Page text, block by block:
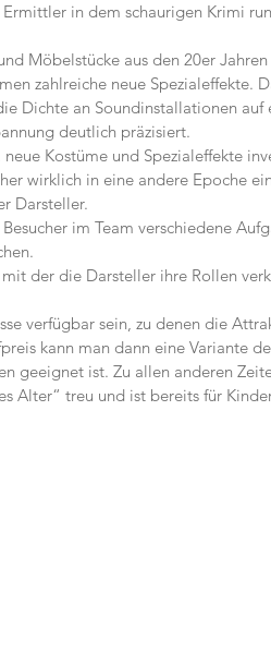
in dem schaurigen Krimi
Möbelstücke aus den 20er Jahren
zahlreiche neue Spezialeffekte.
Dichte an Soundinstallationen auf
deutlich präzisiert.
Kostüme und Spezialeffekte
wirklich in eine andere Epoche
Darsteller.
im Team verschiedene
der die Darsteller ihre Rollen
verfügbar sein, zu denen die
kann man dann eine Variante
geeignet ist. Zu allen anderen
Alter“ treu und ist bereits für